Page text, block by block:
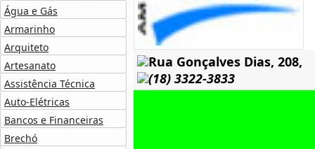
Água e Gás
Armarinho
Arquiteto
Artesanato
Assistência Técnica
Auto-Elétricas
Bancos e Financeiras
Brechó
Rua Gonçalves Dias, 208,
(18) 3322-3833